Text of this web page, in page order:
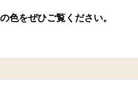
色をぜひご覧ください。